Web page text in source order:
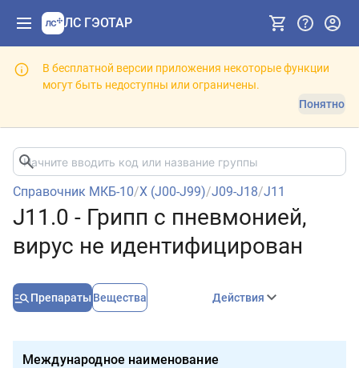
ЛС ГЭОТАР
В бесплатной версии приложения некоторые функции
могут быть недоступны или ограничены.
Понятно
Справочник МКБ-10/X (J00-J99)/J09-J18/J11
J11.0 - Грипп с пневмонией,
вирус не идентифицирован
Препараты Вещества Действия
Международное наименование